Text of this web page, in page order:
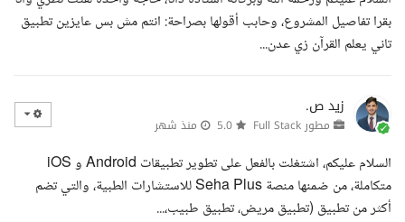
بقرا تفاصيل المشروع، وحابب أقولها بصراحة: انتم مش بس عايزين تطبيق
تاني يعلم القرآن زي عدن...
زيد ص.
مطور Full Stack منذ شهر
السلام عليكم، اشتغلت بالفعل على تطوير تطبيقات Android و iOS
متكاملة، من ضمنها منصة Seha Plus للاستشارات الطبية، والتي تضم
أكثر من تطبيق (تطبيق مريض، تطبيق طبيب،...